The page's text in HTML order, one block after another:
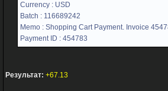
Currency : USD
Batch : 116689242
Memo : Shopping Cart Payment. Invoice
Payment ID : 454783
Результат: +67.13